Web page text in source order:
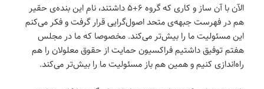
الآن با آن ساز و کاری که گروه ۶+۵ داشتند‌، نام این بنده‌ی حقیر
هم در فهرست جبهه‌ی متحد اصول‌گرایی قرار گرفت و فکر می‌کنم
این مسئولیت ما را بیش‌تر می‌کند. مخصوصا که ما در مجلس
هفتم توفیق داشتیم فراکسیون حمایت از حقوق معلولان را هم
راه‌اندازی کنیم و همین هم باز مسئولیت ما را بیش‌تر می‌کند.